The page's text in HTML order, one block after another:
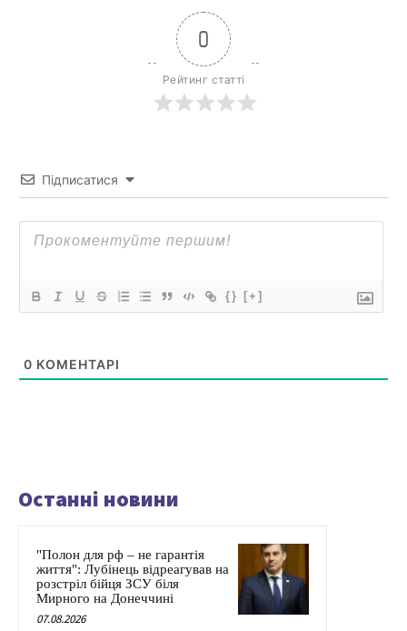
0
Рейтинг статті
Підписатися
{} [+]
0 КОМЕНТАРІ
Останні новини
"Полон для рф – не гарантія
життя": Лубінець відреагував на
розстріл бійця ЗСУ біля
Мирного на Донеччині
07.08.2026